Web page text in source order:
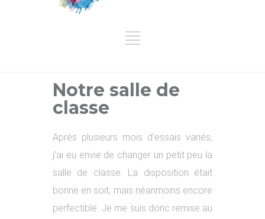
Notre salle de
classe
Après plusieurs mois d’essais variés,
j’ai eu envie de changer un petit peu la
salle de classe. La disposition était
bonne en soit, mais néanmoins encore
perfectible. Je me suis donc remise au